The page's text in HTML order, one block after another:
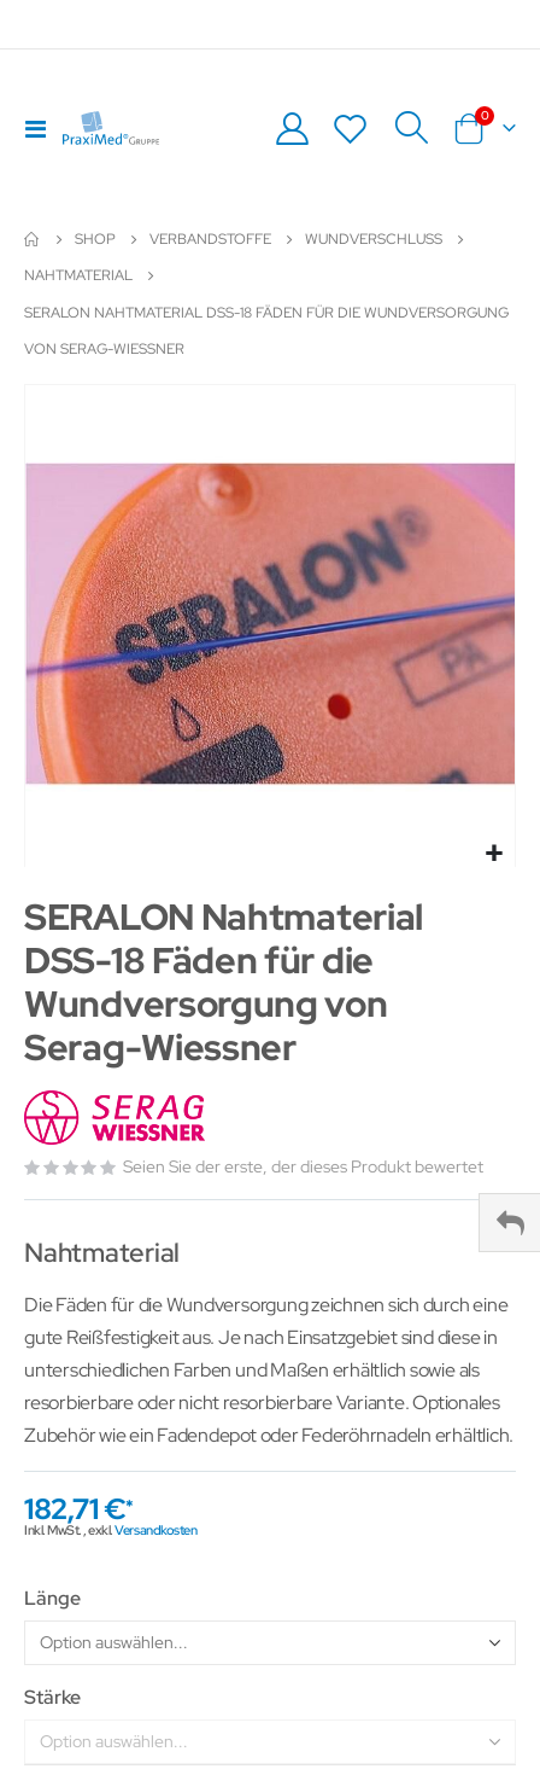
Navigation
umschalten
Warenkorb
0Artikel
SHOP VERBANDSTOFFE
WUNDVERSCHLUSS
NAHTMATERIAL
SERALON NAHTMATERIAL DSS-18 FÄDEN FÜR DIE WUNDVERSORGUNG
VON SERAG-WIESSNER
Bildergalerie
SERALON Nahtmaterial
DSS-18 Fäden für die
Wundversorgung von
Serag-Wiessner
Seien Sie der erste, der dieses Produkt bewertet
Nahtmaterial
Die Fäden für die Wundversorgung zeichnen sich durch eine
gute Reißfestigkeit aus. Je nach Einsatzgebiet sind diese in
unterschiedlichen Farben und Maßen erhältlich sowie als
resorbierbare oder nicht resorbierbare Variante. Optionales
Zubehör wie ein Fadendepot oder Federöhrnadeln erhältlich.
182,71 €
Inkl. MwSt.,exkl.Versandkosten
Länge
Stärke